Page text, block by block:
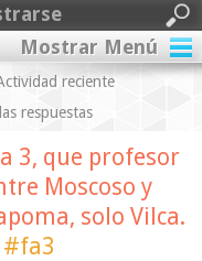
Mostrar Menú
reciente
respuestas
3, que profesor
Moscoso y
solo Vilca.
#fa3